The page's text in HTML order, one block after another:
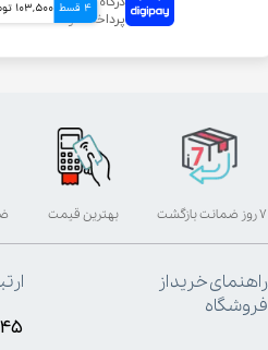
4 قسط 103,500 تومانی
بهترین قیمت ۷ روز ضمانت بازگشت
راهنمای خرید از
فروشگاه